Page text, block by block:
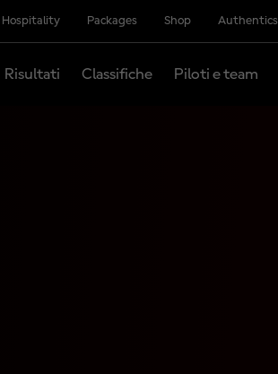
Hospitality Packages Shop Authentics
Risultati Classifiche Piloti e team